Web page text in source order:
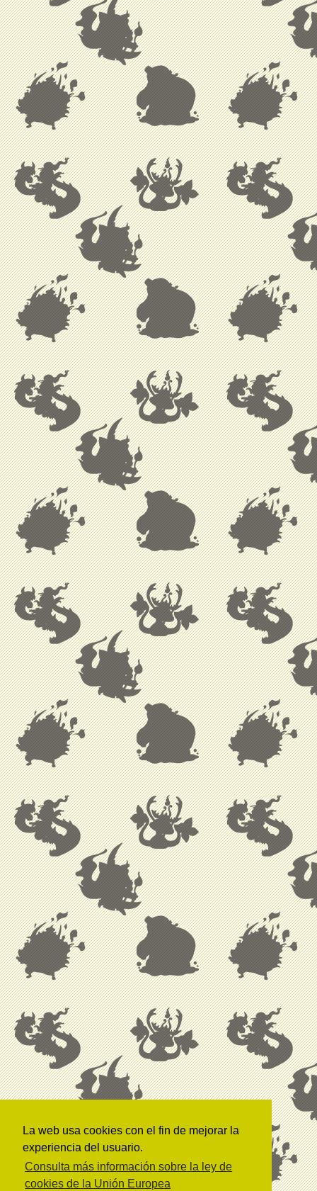
La web usa cookies con el fin de mejorar la
experiencia del usuario.
Consulta más información sobre la ley de
cookies de la Unión Europea